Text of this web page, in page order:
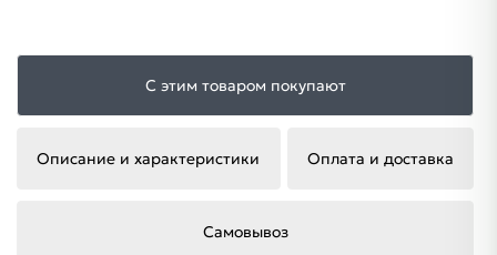
С этим товаром покупают
Описание и характеристики Оплата и доставка
Самовывоз